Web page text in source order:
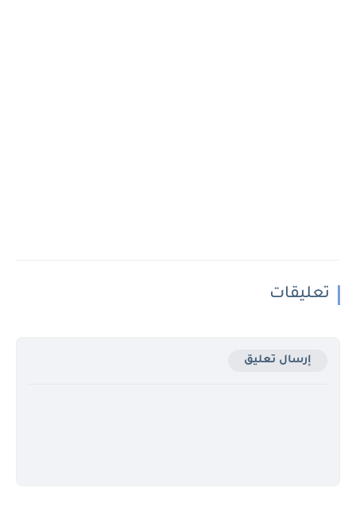
تعليقات
إرسال تعليق